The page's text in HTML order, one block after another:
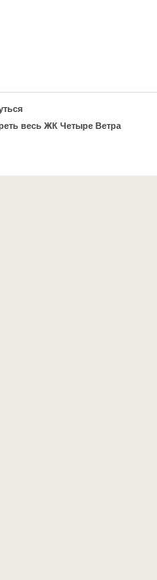
весь ЖК Четыре Ветра